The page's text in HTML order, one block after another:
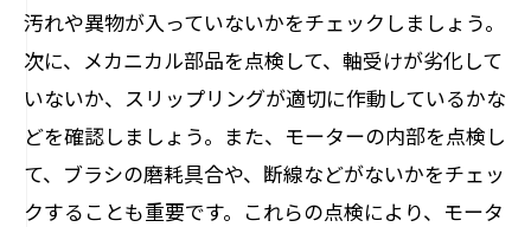
汚れや異物が入っていないかをチェックしましょう。
次に、メカニカル部品を点検して、軸受けが劣化して
いないか、スリップリングが適切に作動しているかな
どを確認しましょう。また、モーターの内部を点検し
て、ブラシの磨耗具合や、断線などがないかをチェッ
クすることも重要です。これらの点検により、モータ